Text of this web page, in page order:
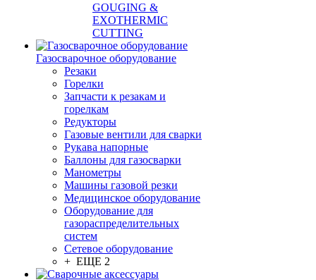
GOUGING &
EXOTHERMIC
CUTTING
Газосварочное оборудование
Резаки
Горелки
Запчасти к резакам и
горелкам
Редукторы
Газовые вентили для сварки
Рукава напорные
Баллоны для газосварки
Манометры
Машины газовой резки
Медицинское оборудование
Оборудование для
газораспределительных
систем
Сетевое оборудование
+ ЕЩЕ 2